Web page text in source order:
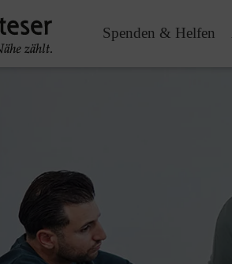
Spenden & Helfen